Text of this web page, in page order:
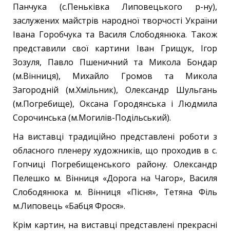
Панчука (с.Пеньківка Липовецького р-ну),
заслужених майстрів народної творчості України
Івана Горобчука та Василя Слободянюка. Також
представили свої картини Іван Грищук, Ігор
Зозуля, Павло Пшеничний та Микола Бондар
(м.Вінниця), Михайло Громов та Микола
Загородній (м.Хмільник), Олександр Шульгань
(м.Погребище), Оксана Городянська і Людмила
Сорочинська (м.Могилів-Подільський).
На виставці традиційно представлені роботи з
обласного пленеру художників, що проходив в с.
Гопчиці Погребищенського району. Олександр
Пелешко м. Вінниця «Дорога на Чагор», Василя
Слободянюка м. Вінниця «Пісня», Тетяна Філь
м.Липовець «Бабця Фрося».
Крім картин, на виставці представлені прекрасні